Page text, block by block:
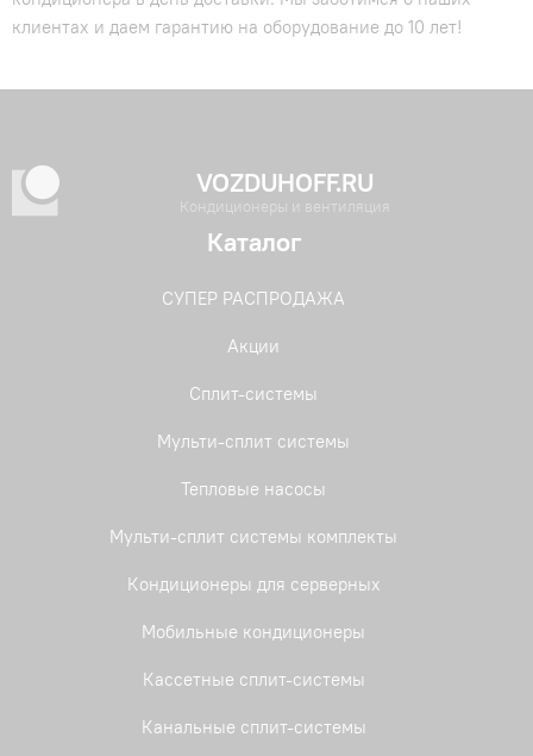
клиентах и даем гарантию на оборудование до 10 лет!
VOZDUHOFF.RU
Кондиционеры и вентиляция
Каталог
СУПЕР РАСПРОДАЖА
Акции
Сплит-системы
Мульти-сплит системы
Тепловые насосы
Мульти-сплит системы комплекты
Кондиционеры для серверных
Мобильные кондиционеры
Кассетные сплит-системы
Канальные сплит-системы